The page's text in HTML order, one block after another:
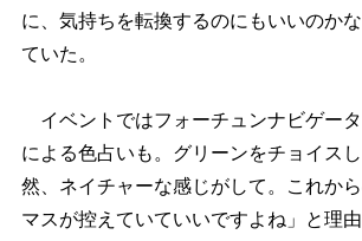
に、気持ちを転換するのにもいいのか
ていた。
イベントではフォーチュンナビゲー
による色占いも。グリーンをチョイス
然、ネイチャーな感じがして。これか
マスが控えていていいですよね」と理